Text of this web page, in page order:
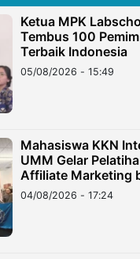
Ketua MPK
Tembus 100
Terbaik Indonesia
05/08/2026 - 15:49
Mahasiswa KKN
UMM Gelar
Affiliate Marketing
Migran Indonesia di
04/08/2026 - 17:24